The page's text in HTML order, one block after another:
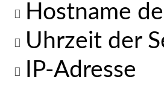
Hostname
Uhrzeit der
IP-Adresse